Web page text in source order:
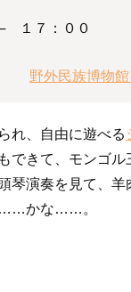
１７：００
野外民族博物
れ、自由に遊べる
できて、モンゴ
琴演奏を見て、
……かな……。